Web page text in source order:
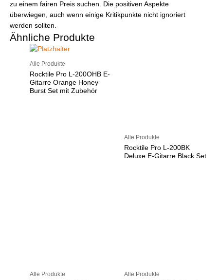
zu einem fairen Preis suchen. Die positiven Aspekte
überwiegen, auch wenn einige Kritikpunkte nicht ignoriert
werden sollten.
Ähnliche Produkte
Alle Produkte
Rocktile Pro L-200OHB E-
Gitarre Orange Honey
Burst Set mit Zubehör
Alle Produkte
Rocktile Pro L-200BK
Deluxe E-Gitarre Black Set
Alle Produkte Alle Produkte